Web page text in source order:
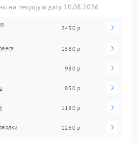
на текущую дату 10.08.2026
2430 р
1580 р
980 р
830 р
1180 р
1230 р